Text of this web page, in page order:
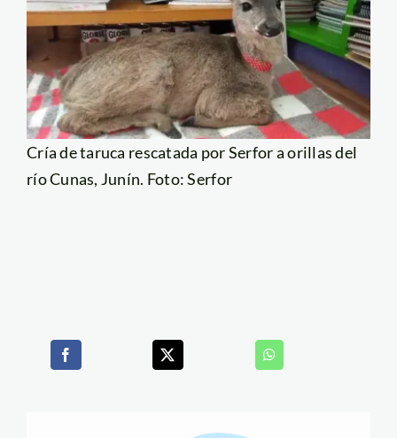
Cría de taruca rescatada por Serfor a orillas del
río Cunas, Junín. Foto: Serfor